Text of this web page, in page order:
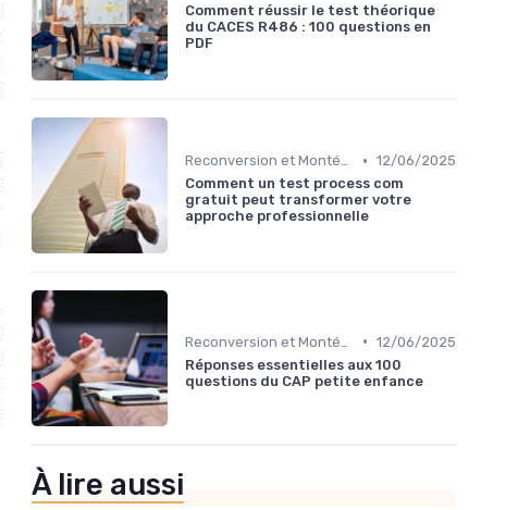
Comment réussir le test théorique
du CACES R486 : 100 questions en
PDF
Reconversion et Montée en Compétences • 12/06/2025
Comment un test process com
gratuit peut transformer votre
approche professionnelle
• 12/06/2025
Réponses essentielles aux 100
questions du CAP petite enfance
À lire aussi